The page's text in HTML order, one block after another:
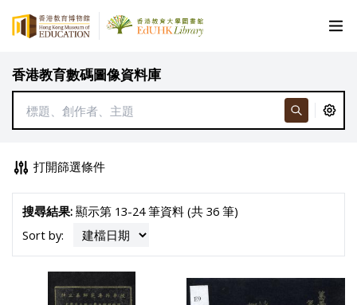
香港教育數碼圖像資料庫
打開篩選條件
搜尋結果:顯示第 13-24 筆資料 (共 36 筆)
Sort by: